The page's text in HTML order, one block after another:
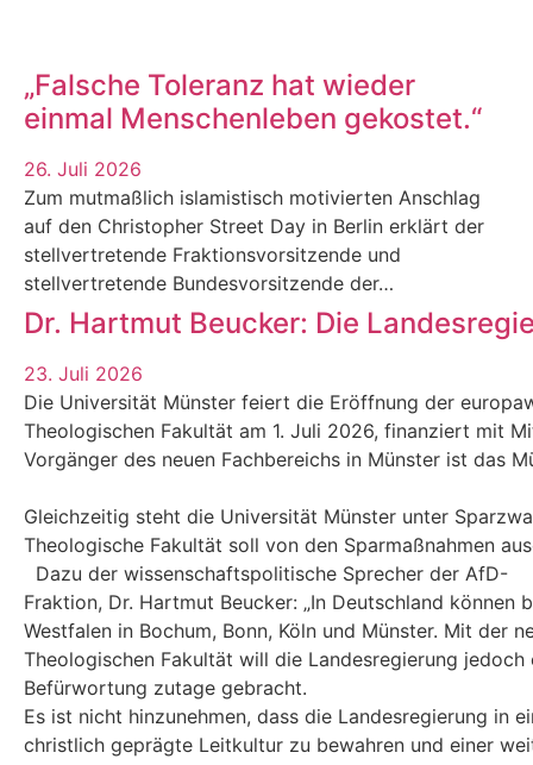
„Falsche Toleranz hat wieder
einmal Menschenleben gekostet.“
26. Juli 2026
Zum mutmaßlich islamistisch motivierten Anschlag
auf den Christopher Street Day in Berlin erklärt der
stellvertretende Fraktionsvorsitzende und
stellvertretende Bundesvorsitzende der…
Dr. Hartmut Beucker: Die
23. Juli 2026
Die Universität Münster feiert die Eröffnung der
Theologischen Fakultät am 1. Juli 2026, finanziert mit
Vorgänger des neuen Fachbereichs in Münster ist das
Gleichzeitig steht die Universität Münster unter
Theologische Fakultät soll von den Sparmaßnahmen
Dazu der wissenschaftspolitische Sprecher der AfD-
Fraktion, Dr. Hartmut Beucker: „In Deutschland
Westfalen in Bochum, Bonn, Köln und Münster. Mit der
Theologischen Fakultät will die Landesregierung
Befürwortung zutage gebracht.
Es ist nicht hinzunehmen, dass die Landesregierung in
christlich geprägte Leitkultur zu bewahren und einer